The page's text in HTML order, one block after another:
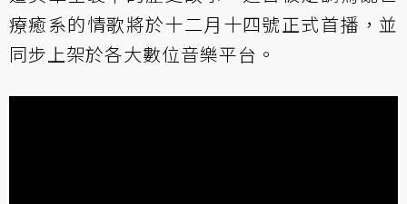
療癒系的情歌將於十二月十四號正式首播，並
同步上架於各大數位音樂平台。